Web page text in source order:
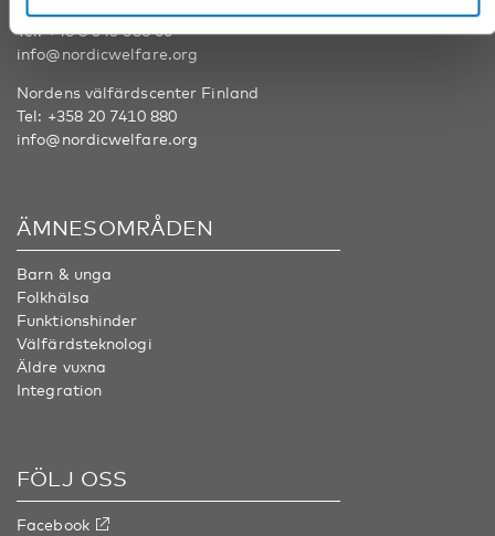
Tel:+46 8 545 536 00
info@nordicwelfare.org
Nordens välfärdscenter Finland
Tel: +358 20 7410 880
info@nordicwelfare.org
ÄMNESOMRÅDEN
Barn & unga
Folkhälsa
Funktionshinder
Välfärdsteknologi
Äldre vuxna
Integration
FÖLJ OSS
Facebook